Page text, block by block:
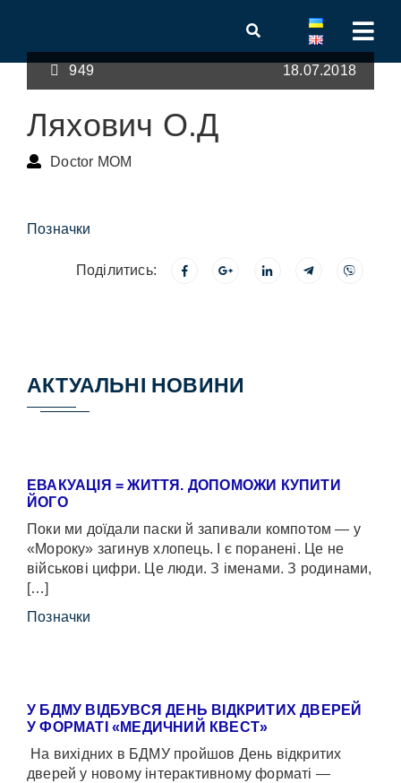
949 18.07.2018
Ляхович О.Д
Doctor MOM
Позначки
Поділитись:
АКТУАЛЬНІ НОВИНИ
ЕВАКУАЦІЯ = ЖИТТЯ. ДОПОМОЖИ КУПИТИ
ЙОГО
Поки ми доїдали паски й запивали компотом — у
«Мороку» загинув хлопець. І є поранені. Це не
військові цифри. Це люди. З іменами. З родинами,
[…]
Позначки
У БДМУ ВІДБУВСЯ ДЕНЬ ВІДКРИТИХ ДВЕРЕЙ
У ФОРМАТІ «МЕДИЧНИЙ КВЕСТ»
На вихідних в БДМУ пройшов День відкритих
дверей у новому інтерактивному форматі —